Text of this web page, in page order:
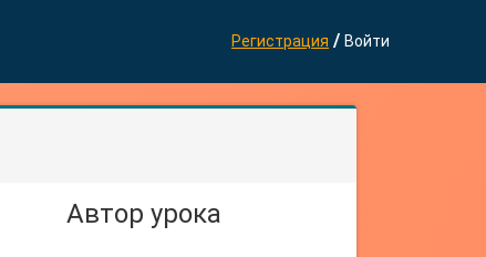
Регистрация / Войти
Автор урока